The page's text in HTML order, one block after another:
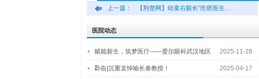
上一篇： 【荆楚网】幼童右眼长"疙瘩医生…
医院动态
赋能新生，筑梦医疗——爱尔眼科武汉地区
2…
2025-11-28
讣告|沉重哀悼喻长泰教授！ 2025-04-17